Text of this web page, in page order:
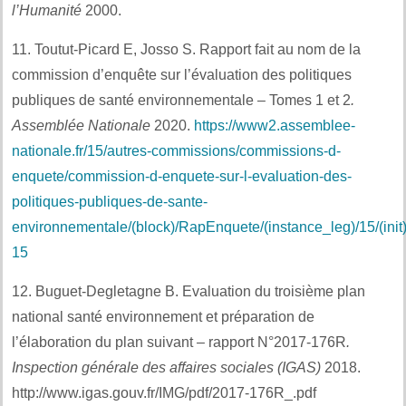
l’Humanité 2000.
11. Toutut-Picard E, Josso S. Rapport fait au nom de la
commission d’enquête sur l’évaluation des politiques
publiques de santé environnementale – Tomes 1 et 2.
Assemblée Nationale 2020. https://www2.assemblee-
nationale.fr/15/autres-commissions/commissions-d-
enquete/commission-d-enquete-sur-l-evaluation-des-
politiques-publiques-de-sante-
environnementale/(block)/RapEnquete/(instance_leg)/15/
15
12. Buguet-Degletagne B. Evaluation du troisième plan
national santé environnement et préparation de
l’élaboration du plan suivant – rapport N°2017-176R.
Inspection générale des affaires sociales (IGAS) 2018.
http://www.igas.gouv.fr/IMG/pdf/2017-176R_.pdf